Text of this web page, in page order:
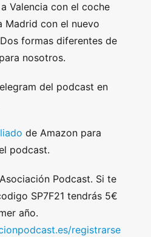
Valencia con el coche
con el nuevo
formas diferentes de
nosotros.
del podcast en
de Amazon para
podcast.
Podcast. Si te
SP7F21 tendrás 5€
año.
registrarse